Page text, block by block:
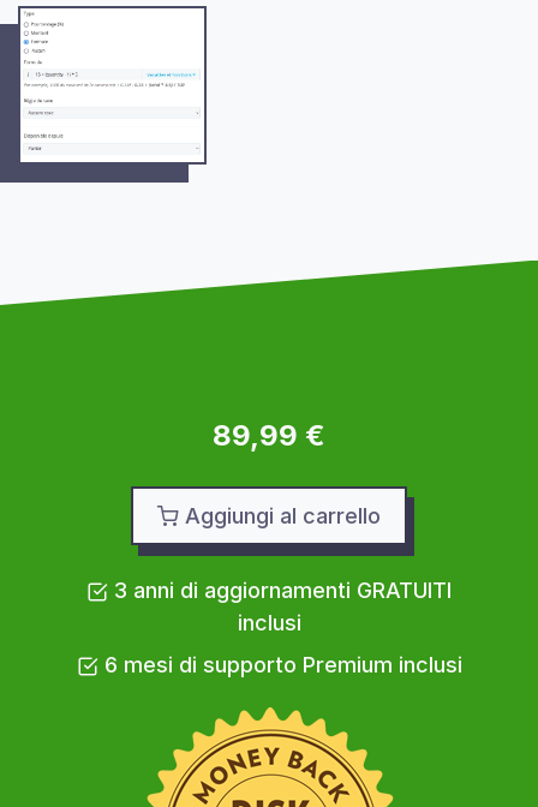
89,99 €
Aggiungi al carrello
3 anni di aggiornamenti GRATUITI
inclusi
6 mesi di supporto Premium inclusi